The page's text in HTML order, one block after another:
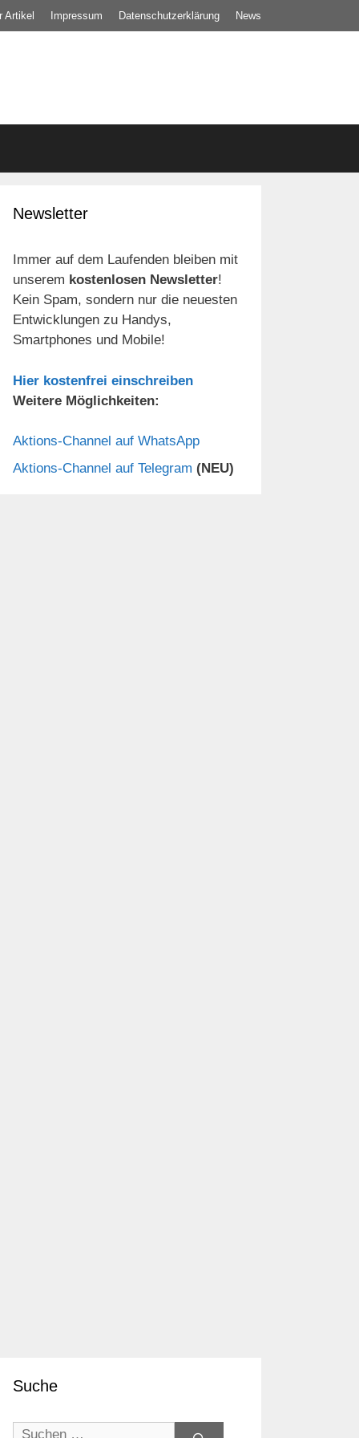
Artikel Impressum Datenschutz­erklärung News
Newsletter
Immer auf dem Laufenden bleiben mit
unserem kostenlosen Newsletter!
Kein Spam, sondern nur die neuesten
Entwicklungen zu Handys,
Smartphones und Mobile!
Hier kostenfrei einschreiben
Weitere Möglichkeiten:
Aktions-Channel auf WhatsApp
Aktions-Channel auf Telegram (NEU)
Suche
Suchen